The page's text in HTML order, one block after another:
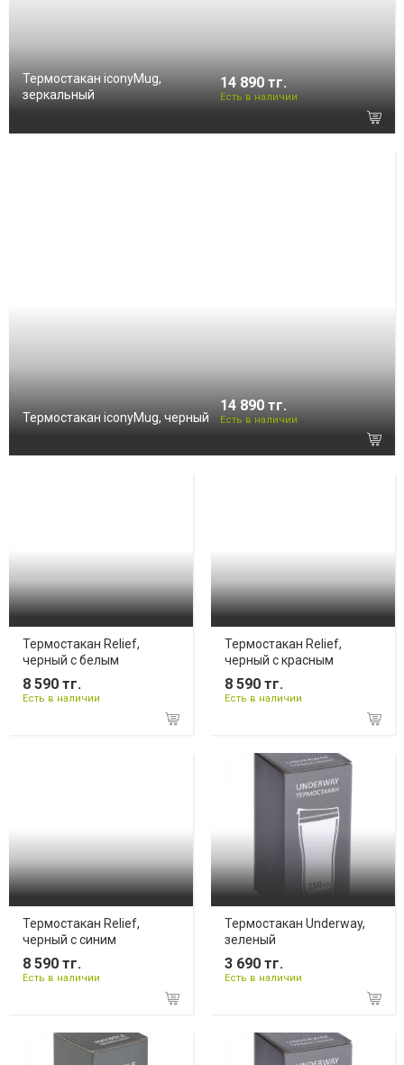
Термостакан iconyMug,
зеркальный
14 890 тг.
Есть в наличии
Термостакан iconyMug, черный
14 890 тг.
Есть в наличии
Термостакан Relief,
черный с белым
8 590 тг.
Есть в наличии
Термостакан Relief,
черный с красным
8 590 тг.
Есть в наличии
Термостакан Relief,
черный с синим
8 590 тг.
Есть в наличии
Термостакан Underway,
зеленый
3 690 тг.
Есть в наличии